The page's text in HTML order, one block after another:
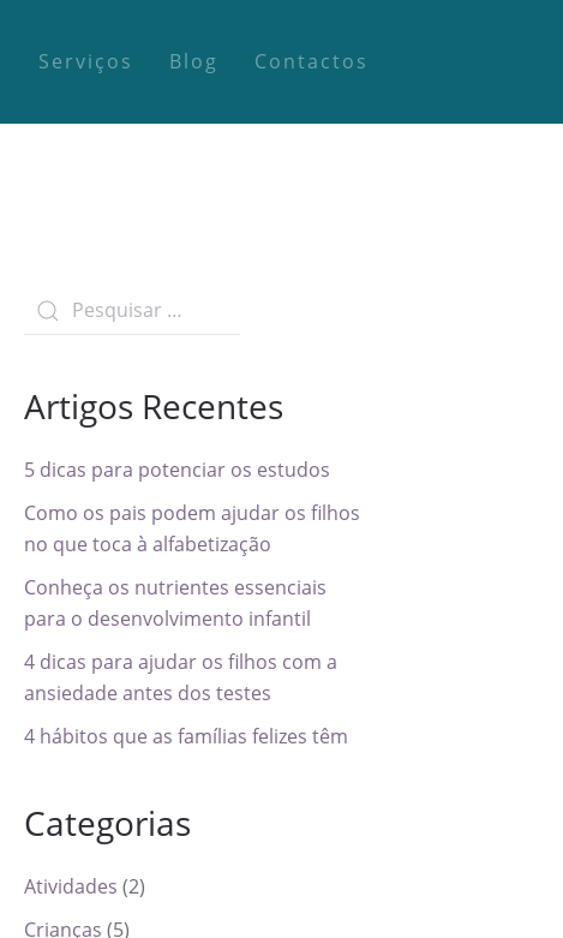
Serviços Blog Contactos
Artigos Recentes
5 dicas para potenciar os estudos
Como os pais podem ajudar os filhos
no que toca à alfabetização
Conheça os nutrientes essenciais
para o desenvolvimento infantil
4 dicas para ajudar os filhos com a
ansiedade antes dos testes
4 hábitos que as famílias felizes têm
Categorias
Atividades (2)
Crianças (5)